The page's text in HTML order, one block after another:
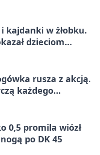
kajdanki w żłobku.
dzieciom
rusza z akcją.
każdego
0,5 promila wiózł
po DK 45